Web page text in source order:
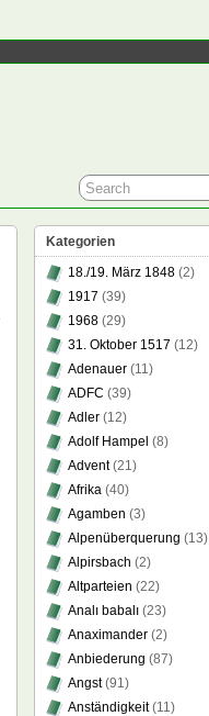
Kategorien
18./19. März 1848 (2)
1917 (39)
1968 (29)
31. Oktober 1517 (12)
Adenauer (11)
ADFC (39)
Adler (12)
Adolf Hampel (8)
Advent(21)
Afrika (40)
Agamben (3)
Alpenüberquerung (13)
Alpirsbach (2)
Altparteien (22)
Analı babalı (23)
Anaximander (2)
Anbiederung (87)
Angst(91)
Anständigkeit(11)